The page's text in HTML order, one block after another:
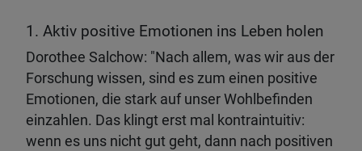
1. Aktiv positive Emotionen ins Leben holen
Dorothee Salchow: "Nach allem, was wir aus der
Forschung wissen, sind es zum einen positive
Emotionen, die stark auf unser Wohlbefinden
einzahlen. Das klingt erst mal kontraintuitiv:
wenn es uns nicht gut geht, dann nach positiven